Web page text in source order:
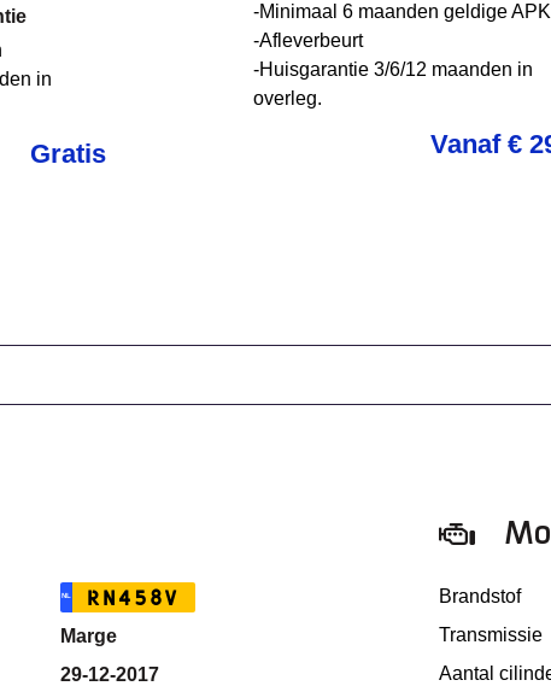
in
Gratis
-Minimaal 6 maanden geldige APK
-Afleverbeurt
-Huisgarantie 3/6/12 maanden in
overleg.
Vanaf €
NL RN458V
Marge
29-12-2017
Brandstof
Transmissie
Aantal